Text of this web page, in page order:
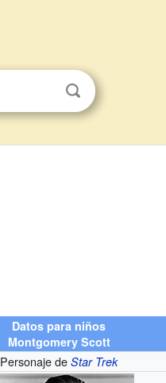
Datos para niños
Montgomery Scott
Personaje deStar Trek